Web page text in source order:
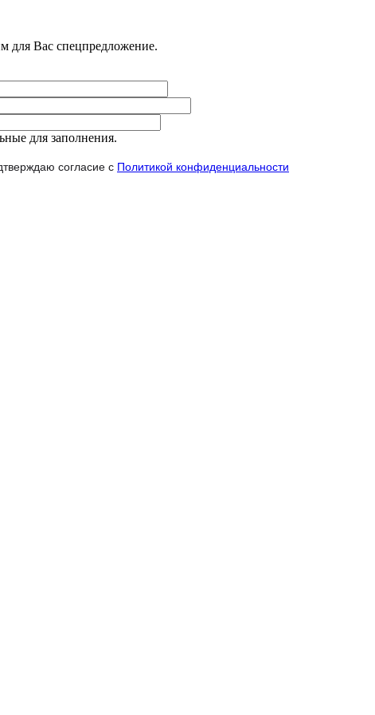
для Вас спецпредложение.
для заполнения.
согласие с Политикой конфиденциальности